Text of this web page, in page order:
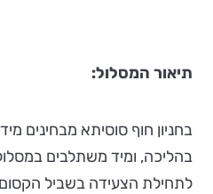
תיאור המסלול:
בחניון חוף סוסיתא מבחינים
בהליכה, ומיד משתלבים
לתחילת הצעידה בשביל